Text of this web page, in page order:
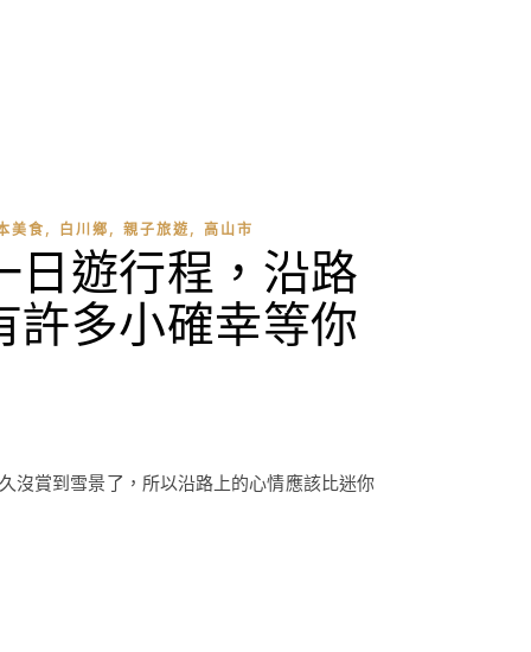
美食, 白川鄉, 親子旅遊, 高山市
日遊行程，沿路
許多小確幸等你
沒賞到雪景了，所以沿路上的心情應該比迷你